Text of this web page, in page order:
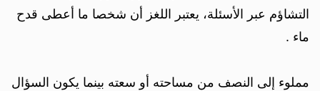
التشاؤم عبر الأسئلة، يعتبر اللغز أن شخصا ما أعطى قدح
ماء .
مملوء إلى النصف من مساحته أو سعته بينما يكون السؤال